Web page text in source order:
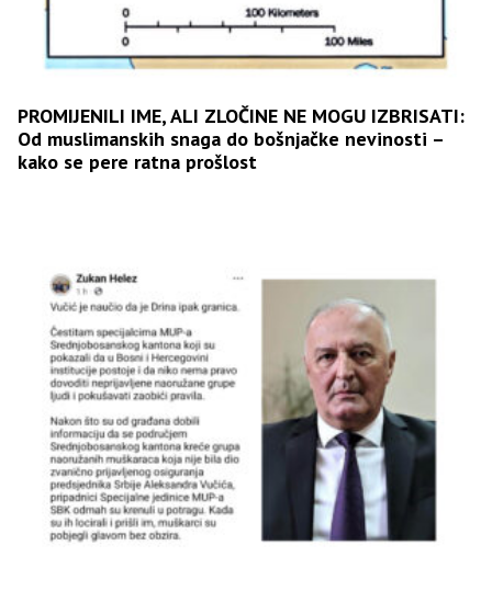
PROMIJENILI IME, ALI ZLOČINE NE MOGU IZBRISATI:
Od muslimanskih snaga do bošnjačke nevinosti –
kako se pere ratna prošlost